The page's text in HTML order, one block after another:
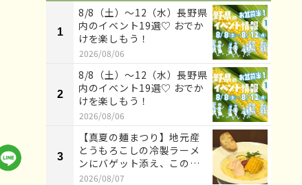
1
8/8（土）〜12（水）長野県
内のイベント19選♡ おでか
けを楽しもう！
2026/08/06
2
8/8（土）〜12（水）長野県
内のイベント19選♡ おでか
けを楽しもう！
2026/08/06
3
【真夏の麺まつり】地元産
とうもろこしの冷製ラーメ
ンにバゲット添え、この発
想はなか...
2026/08/07